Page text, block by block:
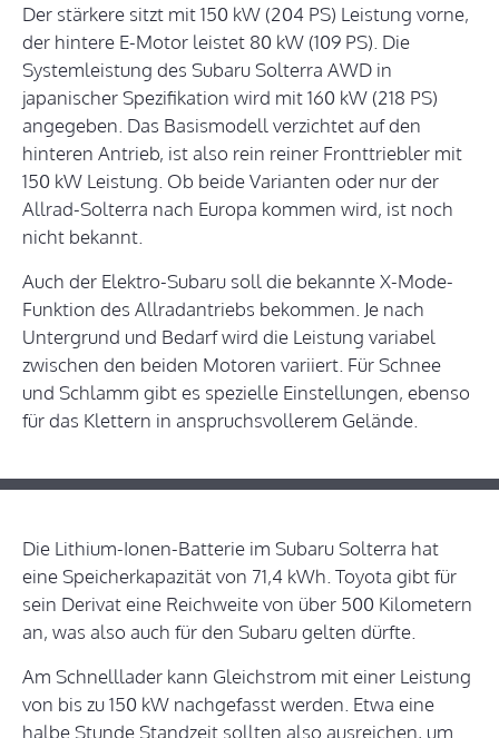
Der stärkere sitzt mit 150 kW (204 PS) Leistung vorne,
der hintere E-Motor leistet 80 kW (109 PS). Die
Systemleistung des Subaru Solterra AWD in
japanischer Spezifikation wird mit 160 kW (218 PS)
angegeben. Das Basismodell verzichtet auf den
hinteren Antrieb, ist also rein reiner Fronttriebler mit
150 kW Leistung. Ob beide Varianten oder nur der
Allrad-Solterra nach Europa kommen wird, ist noch
nicht bekannt.
Auch der Elektro-Subaru soll die bekannte X-Mode-
Funktion des Allradantriebs bekommen. Je nach
Untergrund und Bedarf wird die Leistung variabel
zwischen den beiden Motoren variiert. Für Schnee
und Schlamm gibt es spezielle Einstellungen, ebenso
für das Klettern in anspruchsvollerem Gelände.
Die Lithium-Ionen-Batterie im Subaru Solterra hat
eine Speicherkapazität von 71,4 kWh. Toyota gibt für
sein Derivat eine Reichweite von über 500 Kilometern
an, was also auch für den Subaru gelten dürfte.
Am Schnelllader kann Gleichstrom mit einer Leistung
von bis zu 150 kW nachgefasst werden. Etwa eine
halbe Stunde Standzeit sollten also ausreichen, um